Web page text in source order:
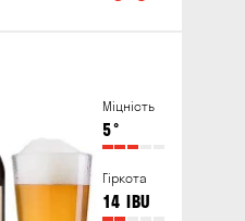
Міцність
5°
Гіркота
14 IBU